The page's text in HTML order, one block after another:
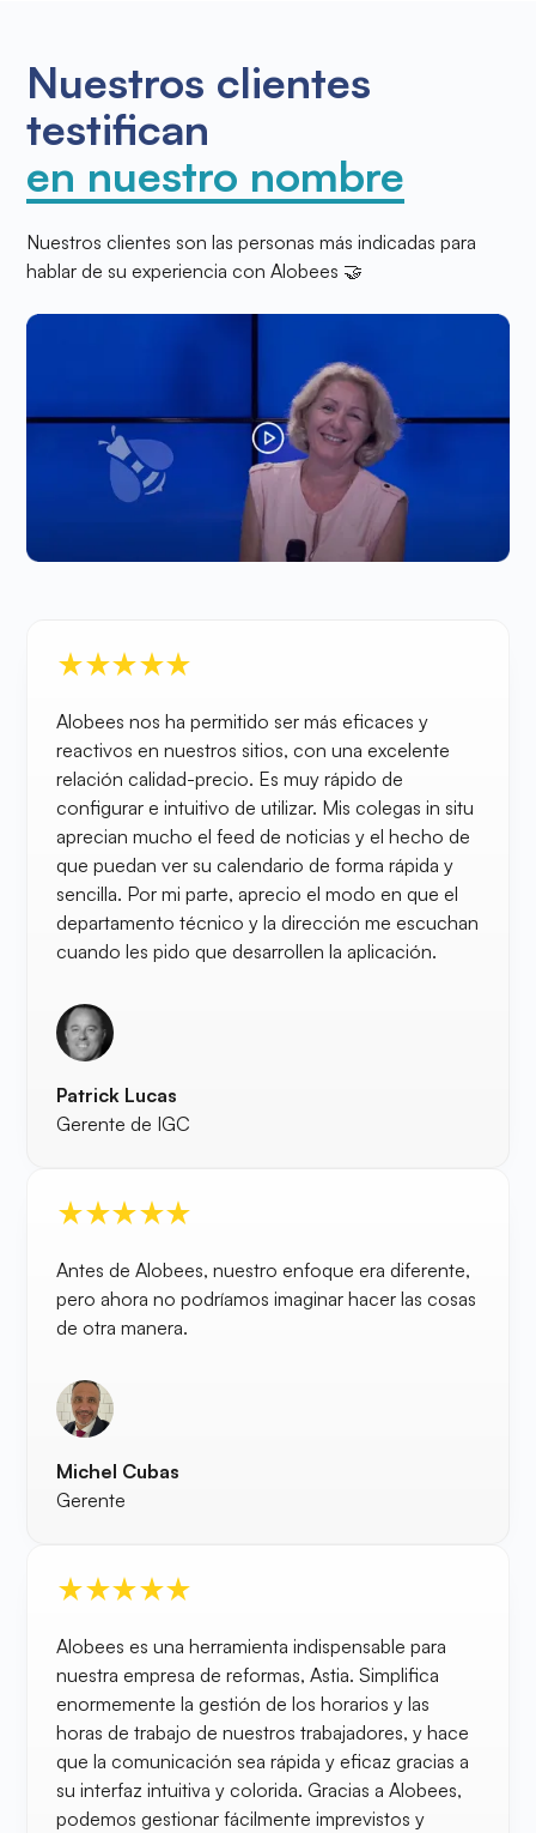
Nuestros clientes
testifican
en nuestro nombre
Nuestros clientes son las personas más indicadas para
hablar de su experiencia con Alobees 🤝
Alobees nos ha permitido ser más eficaces y
reactivos en nuestros sitios, con una excelente
relación calidad-precio. Es muy rápido de
configurar e intuitivo de utilizar. Mis colegas in situ
aprecian mucho el feed de noticias y el hecho de
que puedan ver su calendario de forma rápida y
sencilla. Por mi parte, aprecio el modo en que el
departamento técnico y la dirección me escuchan
cuando les pido que desarrollen la aplicación.
Patrick Lucas
Gerente de IGC
Antes de Alobees, nuestro enfoque era diferente,
pero ahora no podríamos imaginar hacer las cosas
de otra manera.
Michel Cubas
Gerente
Alobees es una herramienta indispensable para
nuestra empresa de reformas, Astia. Simplifica
enormemente la gestión de los horarios y las
horas de trabajo de nuestros trabajadores, y hace
que la comunicación sea rápida y eficaz gracias a
su interfaz intuitiva y colorida. Gracias a Alobees,
podemos gestionar fácilmente imprevistos y